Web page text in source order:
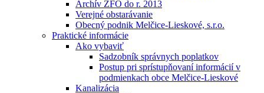
Archív ZFO do r. 2013
Verejné obstarávanie
Obecný podnik Melčice-Lieskové, s.r.o.
Praktické informácie
Ako vybaviť
Sadzobník správnych poplatkov
Postup pri sprístupňovaní informácií v
podmienkach obce Melčice-Lieskové
Kanalizácia